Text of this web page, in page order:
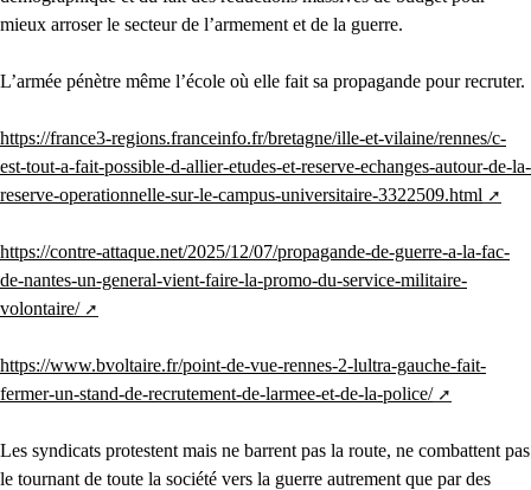
mieux arroser le secteur de l’armement et de la guerre.
L’armée pénètre même l’école où elle fait sa propagande pour recruter.
https://france3-regions.franceinfo.fr/bretagne/ille-et-vilaine/rennes/c-
est-tout-a-fait-possible-d-allier-etudes-et-reserve-echanges-autour-de-la-
reserve-operationnelle-sur-le-campus-universitaire-3322509.html
https://contre-attaque.net/2025/12/07/propagande-de-guerre-a-la-fac-
de-nantes-un-general-vient-faire-la-promo-du-service-militaire-
volontaire/
https://www.bvoltaire.fr/point-de-vue-rennes-2-lultra-gauche-fait-
fermer-un-stand-de-recrutement-de-larmee-et-de-la-police/
Les syndicats protestent mais ne barrent pas la route, ne combattent pas
le tournant de toute la société vers la guerre autrement que par des